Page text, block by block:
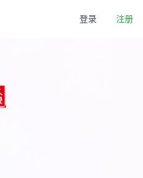
登录 注册